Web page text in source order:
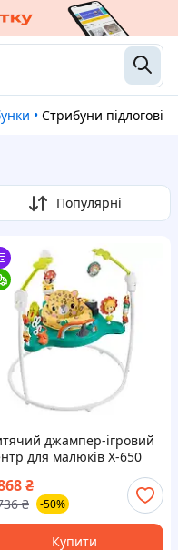
• Стрибуни підлогові
Популярні
джампер-ігровий
для малюків X-650
зі світловими та
ефектами •
₴
₴ -50%
Купити